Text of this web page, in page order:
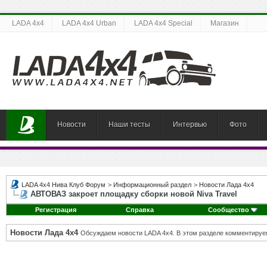
LADA 4x4 LADA 4x4 Urban LADA 4x4 Special Магазин
Новости Наши тесты Интервью Фото
LADA 4x4 Нива Клуб Форум > Информационный раздел > Новости Лада 4х4
АВТОВАЗ закроет площадку сборки новой Niva Travel
Регистрация Справка Сообщество
Новости Лада 4х4 Обсуждаем новости LADA 4x4. В этом разделе